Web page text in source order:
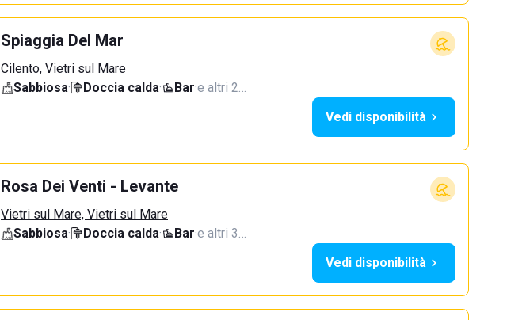
Spiaggia Del Mar
Cilento, Vietri sul Mare
Sabbiosa· Doccia calda· Bar·e altri 2…
Vedi disponibilità
Rosa Dei Venti - Levante
Vietri sul Mare, Vietri sul Mare
Sabbiosa· Doccia calda· Bar·e altri 3…
Vedi disponibilità